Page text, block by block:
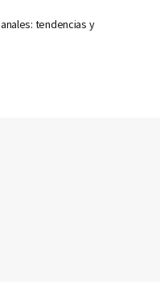
tendencias y